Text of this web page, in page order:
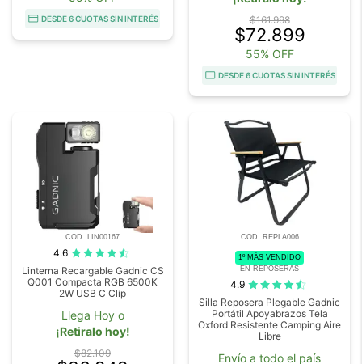
DESDE 6 CUOTAS SIN INTERÉS $161.998
$72.899
55% OFF
DESDE 6 CUOTAS SIN INTERÉS
COD. LIN00167
4.6
Linterna Recargable Gadnic CS
Q001 Compacta RGB 6500K
2W USB C Clip
Llega Hoy o
¡Retiralo hoy!
$82.109
COD. REPLA006
1º MÁS VENDIDO
EN REPOSERAS
4.9
Silla Reposera Plegable Gadnic
Portátil Apoyabrazos Tela
Oxford Resistente Camping Aire
Libre
Envío a todo el país